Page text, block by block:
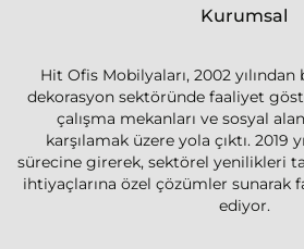
Kurumsal
Hit Ofis Mobilyaları, 2002
dekorasyon sektöründe faaliyet
çalışma mekanları ve sosyal
karşılamak üzere yola çıktı. 2019
sürecine girerek, sektörel yenilikleri
ihtiyaçlarına özel çözümler sunarak
ediyor.